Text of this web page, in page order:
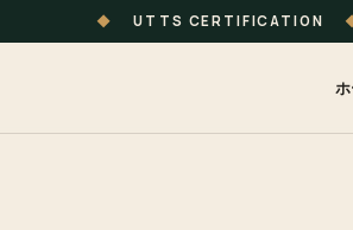
◆ UTTS CERTIFICATION